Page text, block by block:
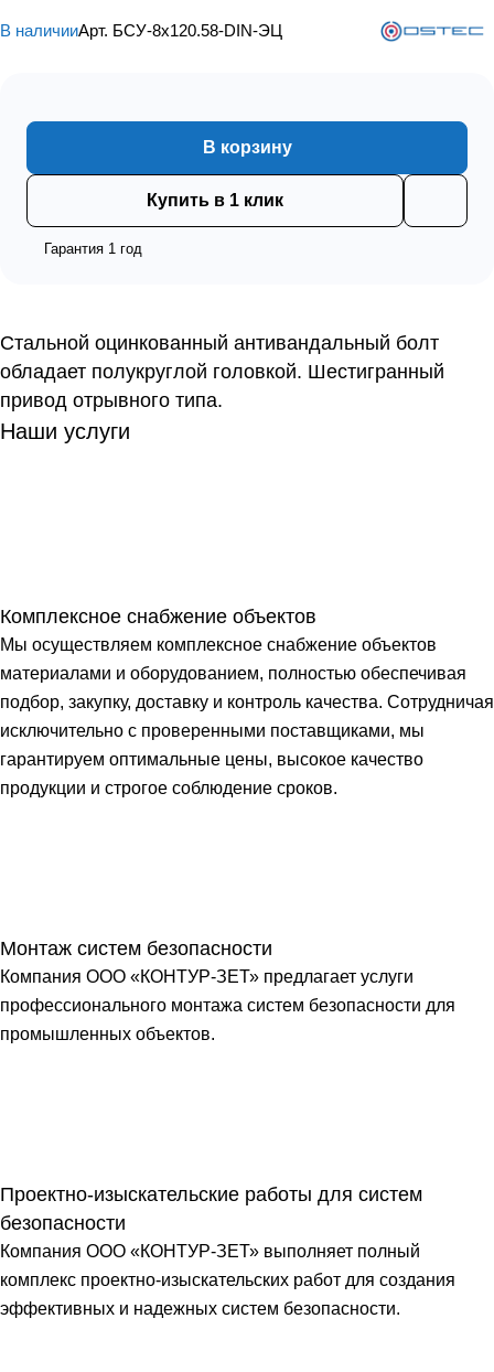
В наличииАрт. БСУ-8х120.58-DIN-ЭЦ
В корзину
Купить в 1 клик
Гарантия 1 год
Стальной оцинкованный антивандальный болт
обладает полукруглой головкой. Шестигранный
привод отрывного типа.
Наши услуги
Комплексное снабжение объектов
Мы осуществляем комплексное снабжение объектов
материалами и оборудованием, полностью обеспечивая
подбор, закупку, доставку и контроль качества. Сотрудничая
исключительно с проверенными поставщиками, мы
гарантируем оптимальные цены, высокое качество
продукции и строгое соблюдение сроков.
Монтаж систем безопасности
Компания ООО «КОНТУР-ЗЕТ» предлагает услуги
профессионального монтажа систем безопасности для
промышленных объектов.
Проектно-изыскательские работы для систем
безопасности
Компания ООО «КОНТУР-ЗЕТ» выполняет полный
комплекс проектно-изыскательских работ для создания
эффективных и надежных систем безопасности.